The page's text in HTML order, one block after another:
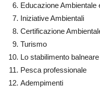
Educazione Ambientale
Iniziative Ambientali
Certificazione
Turismo
Lo stabilimento balneare
Pesca professionale
Adempimenti